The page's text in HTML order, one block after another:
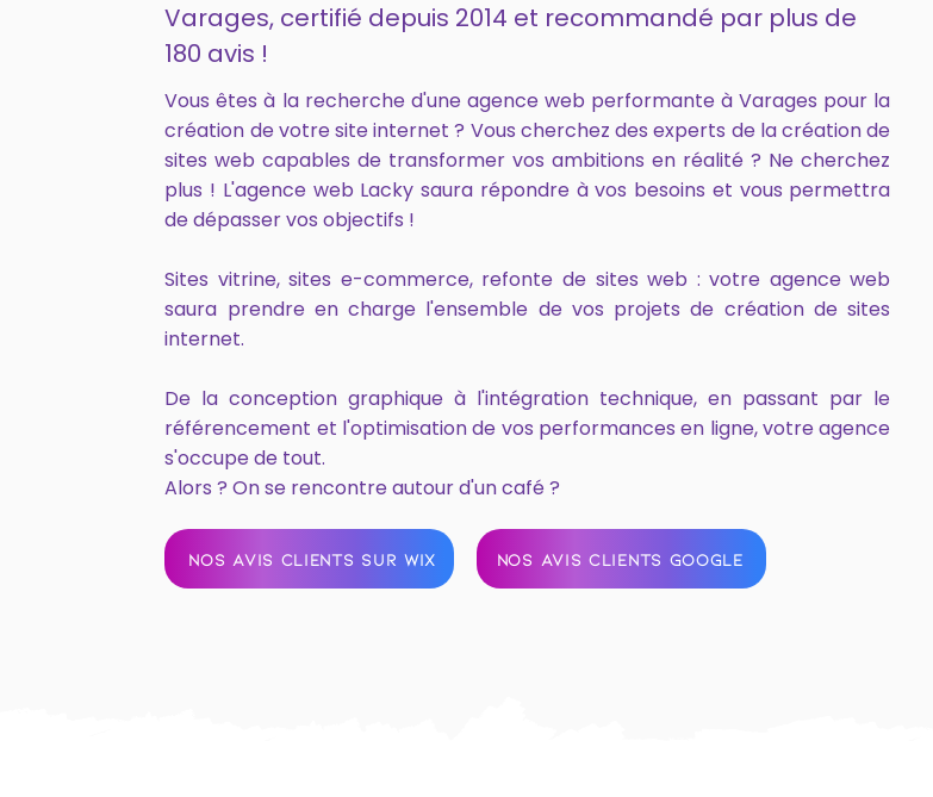
Varages, certifié depuis 2014 et recommandé par plus de
180 avis !
Vous êtes à la recherche d'une agence web performante à Varages pour la
création de votre site internet ? Vous cherchez des experts de la création de
sites web capables de transformer vos ambitions en réalité ? Ne cherchez
plus ! L'agence web Lacky saura répondre à vos besoins et vous permettra
de dépasser vos objectifs !
Sites vitrine, sites e-commerce, refonte de sites web : votre agence web
saura prendre en charge l'ensemble de vos projets de création de sites
internet.
De la conception graphique à l'intégration technique, en passant par le
référencement et l'optimisation de vos performances en ligne, votre agence
s'occupe de tout.
Alors ? On se rencontre autour d'un café ?
NOS AVIS CLIENTS SUR WIX NOS AVIS CLIENTS GOOGLE